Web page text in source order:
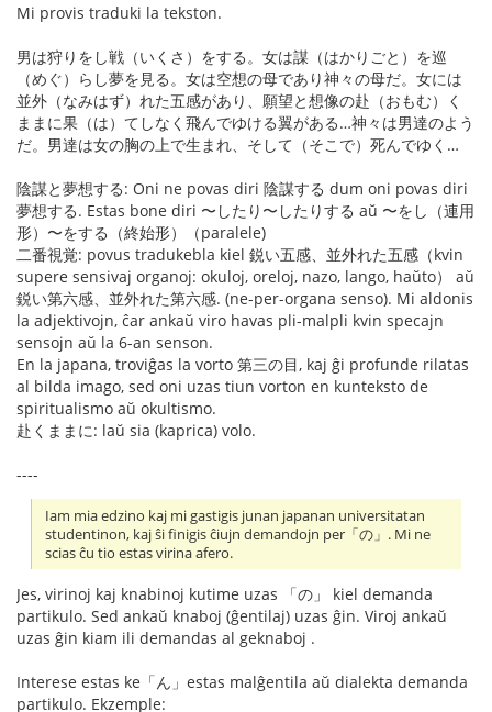
Mi provis traduki la tekston.
男は狩りをし戦（いくさ）をする。女は謀（はかりごと）を巡
（めぐ）らし夢を見る。女は空想の母であり神々の母だ。女には
並外（なみはず）れた五感があり、願望と想像の赴（おもむ）く
ままに果（は）てしなく飛んでゆける翼がある…神々は男達のよう
だ。男達は女の胸の上で生まれ、そして（そこで）死んでゆく…
陰謀と夢想する: Oni ne povas diri 陰謀する dum oni povas diri
夢想する. Estas bone diri 〜したり〜したりする aŭ 〜をし（連用
形）〜をする（終始形）（paralele)
二番視覚: povus tradukebla kiel 鋭い五感、並外れた五感（kvin
supere sensivaj organoj: okuloj, oreloj, nazo, lango, haŭto） aŭ
鋭い第六感、並外れた第六感. (ne-per-organa senso). Mi aldonis
la adjektivojn, ĉar ankaŭ viro havas pli-malpli kvin specajn
sensojn aŭ la 6-an senson.
En la japana, troviĝas la vorto 第三の目, kaj ĝi profunde rilatas
al bilda imago, sed oni uzas tiun vorton en kunteksto de
spiritualismo aŭ okultismo.
赴くままに: laŭ sia (kaprica) volo.
----
Iam mia edzino kaj mi gastigis junan japanan universitatan
studentinon, kaj ŝi finigis ĉiujn demandojn per「の」. Mi ne
scias ĉu tio estas virina afero.
Jes, virinoj kaj knabinoj kutime uzas 「の」 kiel demanda
partikulo. Sed ankaŭ knaboj (ĝentilaj) uzas ĝin. Viroj ankaŭ
uzas ĝin kiam ili demandas al geknaboj .
Interese estas ke「ん」estas malĝentila aŭ dialekta demanda
partikulo. Ekzemple: